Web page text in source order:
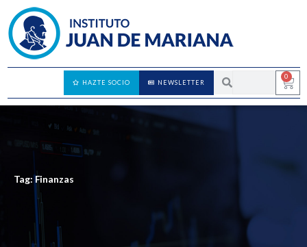
0
NEWSLETTER
HAZTE SOCIO
Tag: Finanzas